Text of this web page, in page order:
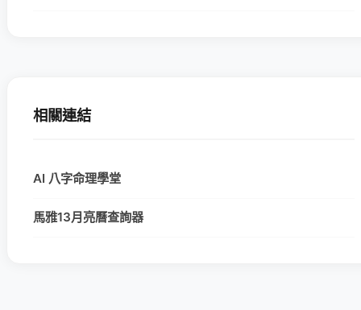
相關連結
AI 八字命理學堂
馬雅13月亮曆查詢器